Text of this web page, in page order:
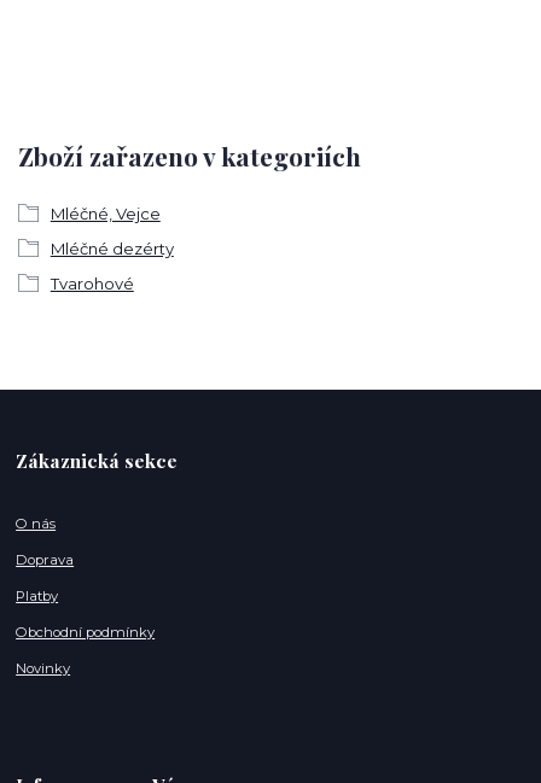
Zboží zařazeno v kategoriích
Mléčné, Vejce
Mléčné dezérty
Tvarohové
Zákaznická sekce
O nás
Doprava
Platby
Obchodní podmínky
Novinky